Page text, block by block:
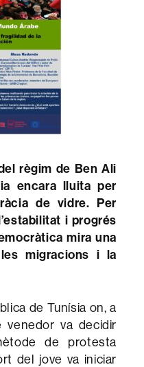
règim de Ben Ali
encara lluita per
de vidre. Per
i progrés
mira una
migracions i la
de Tunísia on, a
venedor va decidir
de protesta
del jove va iniciar